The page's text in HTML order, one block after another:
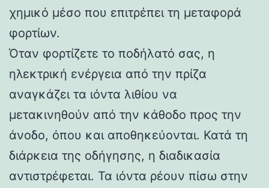
χημικό μέσο που επιτρέπει τη μεταφορά
φορτίων.
Όταν φορτίζετε το ποδήλατό σας, η
ηλεκτρική ενέργεια από την πρίζα
αναγκάζει τα ιόντα λιθίου να
μετακινηθούν από την κάθοδο προς την
άνοδο, όπου και αποθηκεύονται. Κατά τη
διάρκεια της οδήγησης, η διαδικασία
αντιστρέφεται. Τα ιόντα ρέουν πίσω στην